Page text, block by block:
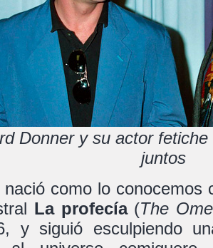
Donner y su actor
juntos
como lo conocemos
La profecía(The
y siguió esculpiendo